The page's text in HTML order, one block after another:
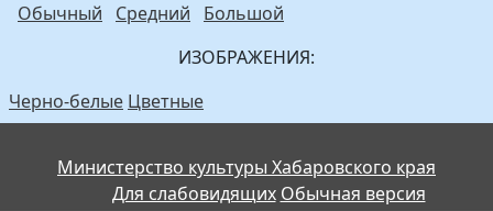
Обычный
Средний
Большой
ИЗОБРАЖЕНИЯ:
Черно-белые Цветные
Министерство культуры Хабаровского края
Для слабовидящих Обычная версия